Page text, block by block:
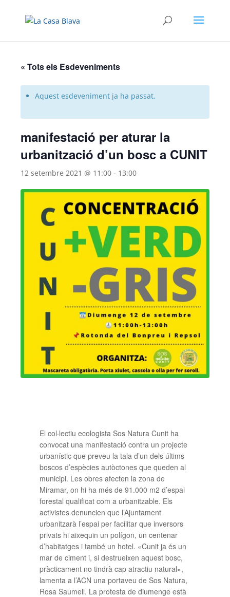
« Tots els Esdeveniments
Aquest esdeveniment ja ha passat.
manifestació per aturar la
urbanització d’un bosc a CUNIT
12 setembre 2021 @ 11:00 - 13:00
El col·lectiu ecologista Sos Natura Cunit ha
convocat una manifestació contra un projecte
urbanístic que preveu la tala d’un dels últims
boscos d’espècies autòctones que queden al
municipi. Les obres afecten la zona de
Miramar, on hi ha més de 91.000 m2 d’espai
forestal qualificat com a urbanitzable. Els
activistes denuncien que l’Ajuntament
urbanitzarà l’espai per facilitar que inversors
privats hi aixequin un polígon, un centenar
d’habitatges i també un hotel. «Cunit ja és un
mar de ciment i, si destrueixen aquest bosc,
pràcticament no tindrà cap atractiu natural»,
lamenta a l’ACN una portaveu de Sos Natura,
Rosa Saumell. La protesta de diumenge està